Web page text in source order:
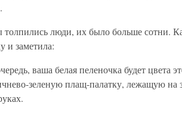
толпились люди, их было больше сотни.
и заметила:
ваша белая пеленочка будет цвета
зеленую плащ-палатку, лежащую на